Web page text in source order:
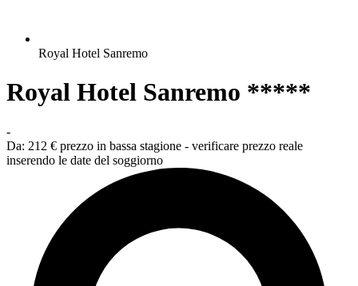
Royal Hotel Sanremo
Royal Hotel Sanremo *****
-
Da: 212 € prezzo in bassa stagione - verificare prezzo reale
inserendo le date del soggiorno